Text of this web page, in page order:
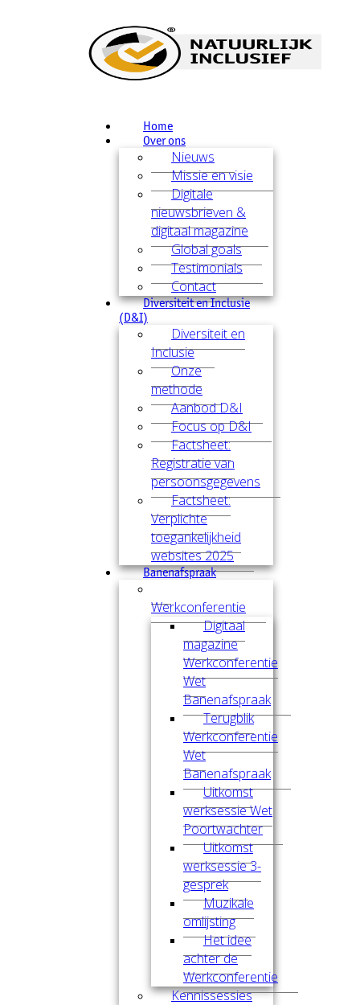
Home
Over ons
Nieuws
Missie en visie
Digitale
nieuwsbrieven &
digitaal magazine
Global goals
Testimonials
Contact
Diversiteit en Inclusie
(D&I)
Diversiteit en
Inclusie
Onze
methode
Aanbod D&I
Focus op D&I
Factsheet:
Registratie van
persoonsgegevens
Factsheet:
Verplichte
toegankelijkheid
websites 2025
Banenafspraak
Werkconferentie
Digitaal
magazine
Werkconferentie
Wet
Banenafspraak
Terugblik
Werkconferentie
Wet
Banenafspraak
Uitkomst
werksessie Wet
Poortwachter
Uitkomst
werksessie 3-
gesprek
Muzikale
omlijsting
Het idee
achter de
Werkconferentie
Kennissessies